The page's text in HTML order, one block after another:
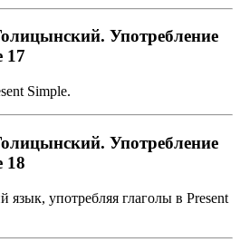
Употребление
17
Simple.
Употребление
18
язык, употребляя глаголы в Present